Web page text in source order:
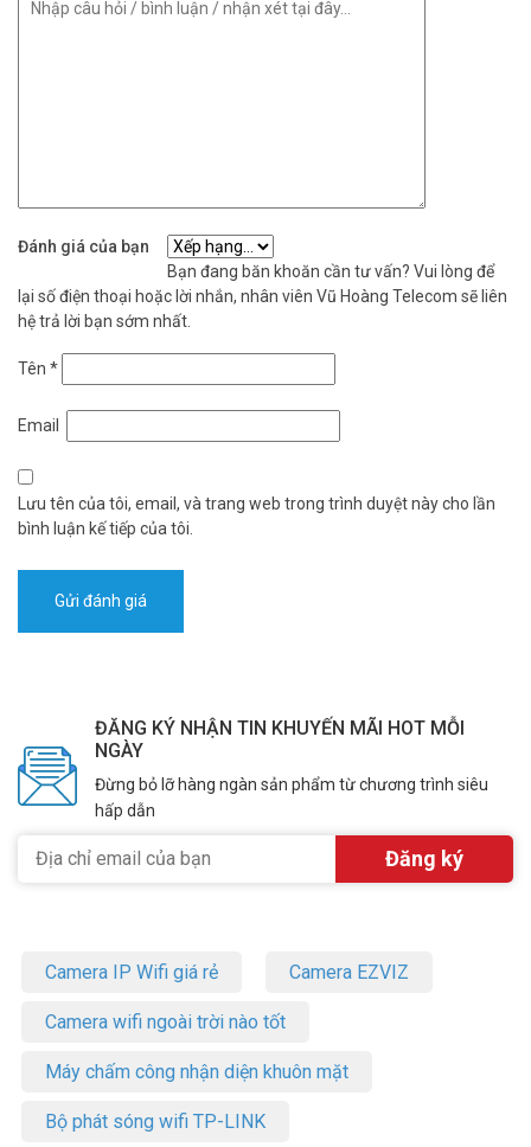
Đánh giá của bạn
Bạn đang băn khoăn cần tư vấn? Vui lòng để
lại số điện thoại hoặc lời nhắn, nhân viên Vũ Hoàng Telecom sẽ liên
hệ trả lời bạn sớm nhất.
Tên *
Email
Lưu tên của tôi, email, và trang web trong trình duyệt này cho lần
bình luận kế tiếp của tôi.
ĐĂNG KÝ NHẬN TIN KHUYẾN MÃI HOT MỖI
NGÀY
Đừng bỏ lỡ hàng ngàn sản phẩm từ chương trình siêu
hấp dẫn
Camera IP Wifi giá rẻ Camera EZVIZ
Camera wifi ngoài trời nào tốt
Máy chấm công nhận diện khuôn mặt
Bộ phát sóng wifi TP-LINK